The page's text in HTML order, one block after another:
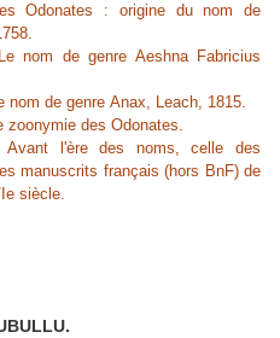
Odonates : origine du nom de
nom de genre Aeshna Fabricius
nom de genre Anax, Leach, 1815.
zoonymie des Odonates.
Avant l'ère des noms, celle des
manuscrits français (hors BnF) de
siècle.